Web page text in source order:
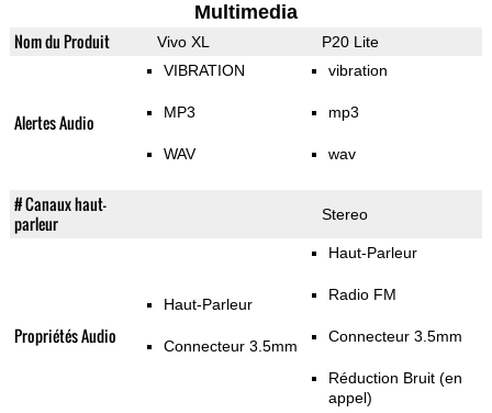
Multimedia
Nom du Produit Vivo XL P20 Lite
Alertes Audio
VIBRATION
MP3
WAV
vibration
mp3
wav
# Canaux haut-
parleur
Stereo
Propriétés Audio
Haut-Parleur
Connecteur 3.5mm
Haut-Parleur
Radio FM
Connecteur 3.5mm
Réduction Bruit (en
appel)